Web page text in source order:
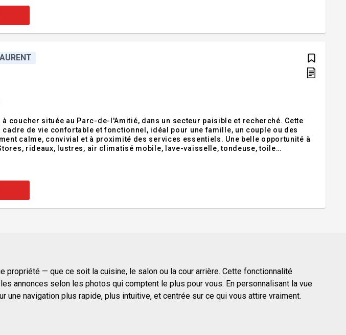
coucher située au Parc-de-l'Amitié, dans un secteur paisible et recherché. Cette
de vie confortable et fonctionnel, idéal pour une famille, un couple ou des
calme, convivial et à proximité des services essentiels. Une belle opportunité à
rideaux, lustres, air climatisé mobile, lave-vaisselle, tondeuse, toile
propriété — que ce soit la cuisine, le salon ou la cour arrière. Cette fonctionnalité
annonces selon les photos qui comptent le plus pour vous. En personnalisant la vue
navigation plus rapide, plus intuitive, et centrée sur ce qui vous attire vraiment.